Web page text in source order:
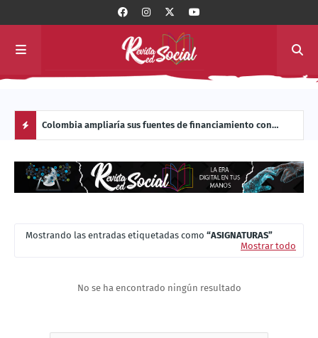
P
Colombia ampliaría sus fuentes de financiamiento con
Energy Now lleva la energía solar donde nunca había
América Latina
Mostrando las entradas etiquetadas como
ASIGNATURAS
Mostrar todo
No se ha encontrado ningún resultado